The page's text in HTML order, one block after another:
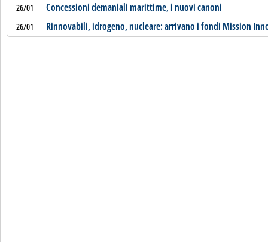
26/01 Concessioni demaniali marittime, i nuovi canoni
26/01 Rinnovabili, idrogeno, nucleare: arrivano i fondi Mission